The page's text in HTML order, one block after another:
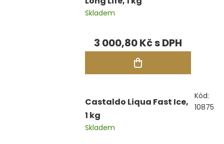
Skladem
3 000,80 Kč
Castaldo Liqua Fast Ice,
1 kg
Skladem
Kód:
10875